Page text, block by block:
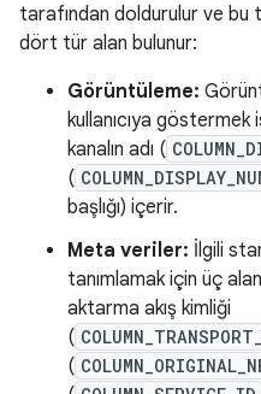
tarafından doldurulur ve
dört tür alan bulunur:
Görüntüleme:
kullanıcıya
kanalın adı (
(
başlığı) içerir.
Meta veriler: İlgili
tanımlamak için üç
aktarma akış kimliği
(
(